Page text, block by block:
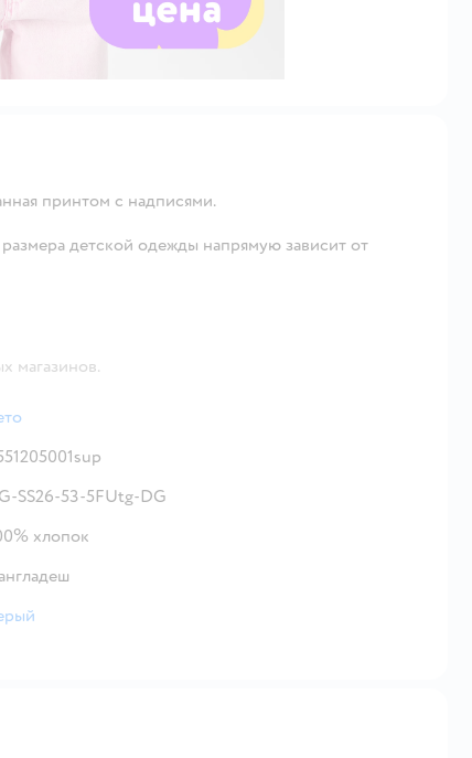
принтом с надписями.
детской одежды напрямую зависит от
магазинов.
SS26-53-5FUtg-DG
хлопок